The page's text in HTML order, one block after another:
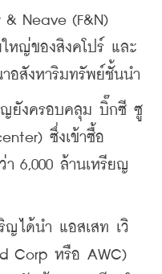
Neave (F&N)
ใหญ่ของสิงคโปร์ และ
อสังหาริมทรัพย์ชั้นนำ
ยังครอบคลุม บิ๊กซี ซู
ซึ่งเข้าซื้อ
า 6,000 ล้านเหรียญ
ได้นำ แอสเสท เวิ
Corp หรือ AWC)